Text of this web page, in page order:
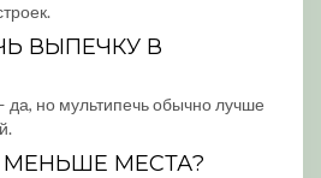
ВЫПЕЧКУ В
но мультипечь обычно лучше
МЕСТА?